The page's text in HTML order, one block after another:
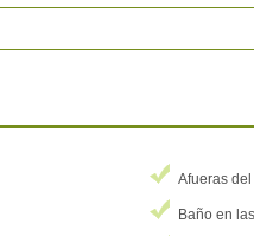
Afueras
Baño en